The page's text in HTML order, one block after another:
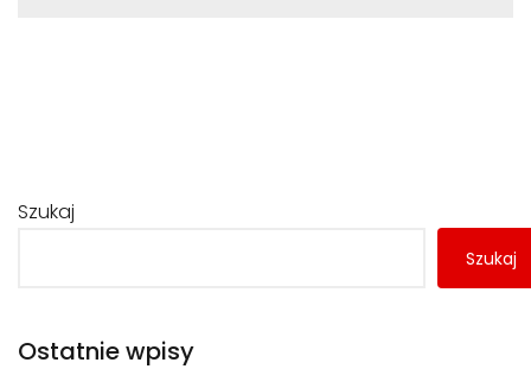
Szukaj
Szukaj
Ostatnie wpisy